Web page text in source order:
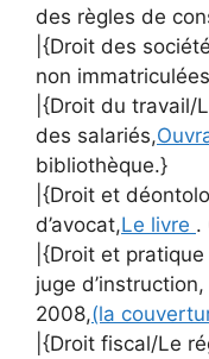
des règles de
|{Droit des
non
|{Droit du travail/
des salariés,
bibliothèque.}
|{Droit et
d’avocat,Le livre .
|{Droit et
juge
2008,(la
|{Droit fiscal/Le